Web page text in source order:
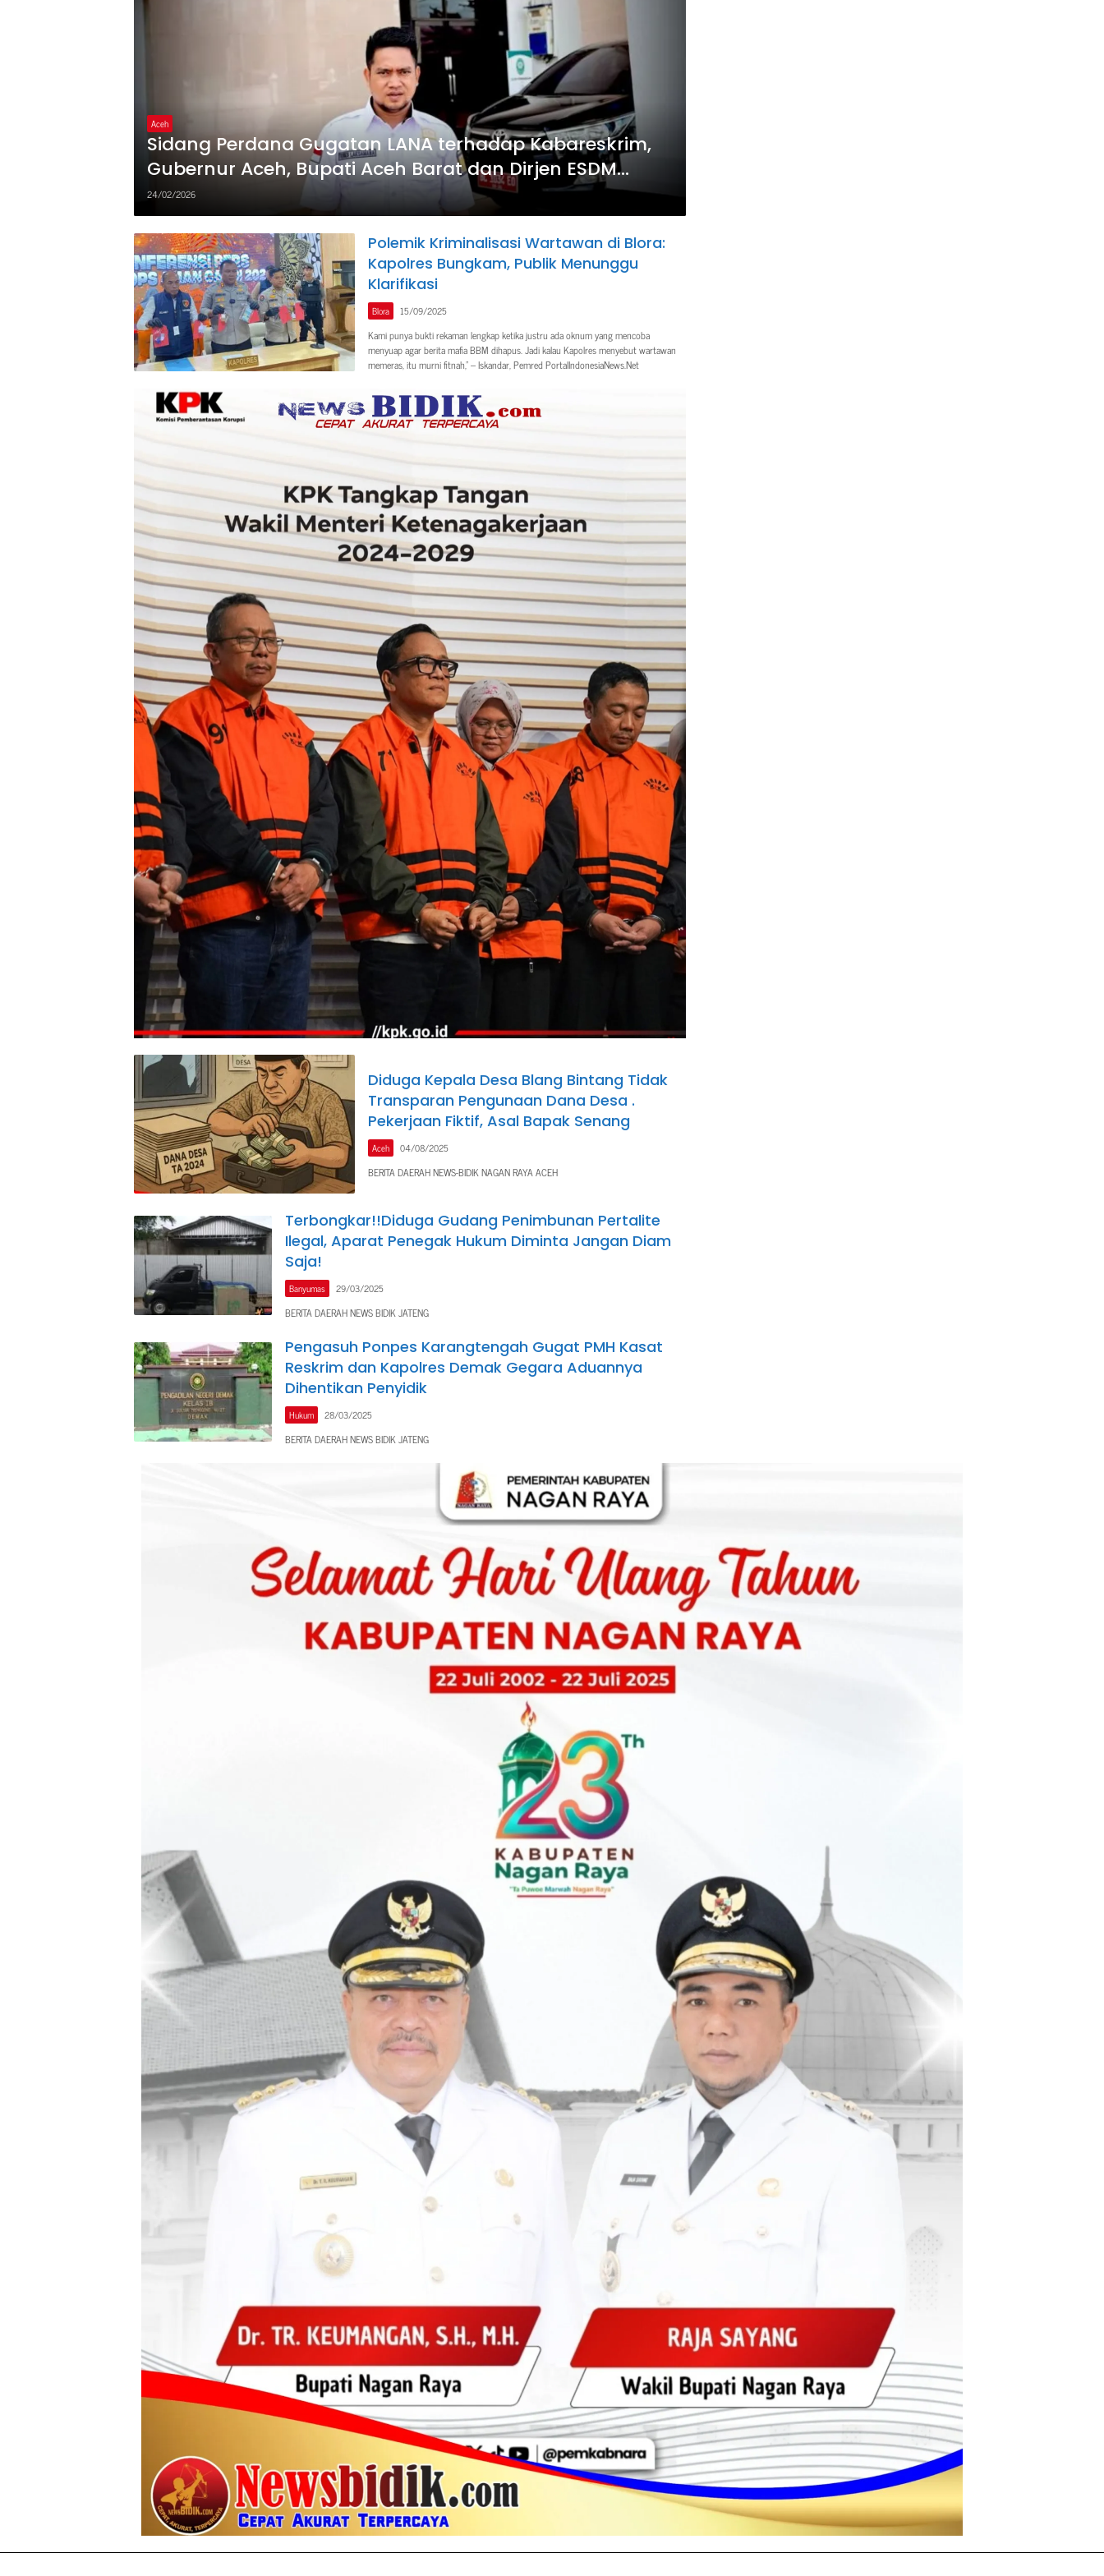
Aceh
Sidang Perdana Gugatan LANA terhadap Kabareskrim,
Gubernur Aceh, Bupati Aceh Barat dan Dirjen ESDM
Digelar di PN Meulaboh
24/02/2026
Polemik Kriminalisasi Wartawan di Blora:
Kapolres Bungkam, Publik Menunggu
Klarifikasi
Blora 15/09/2025
Kami punya bukti rekaman lengkap ketika justru ada oknum yang mencoba
menyuap agar berita mafia BBM dihapus. Jadi kalau Kapolres menyebut wartawan
memeras, itu murni fitnah,” – Iskandar, Pemred PortalIndonesiaNews.Net
Diduga Kepala Desa Blang Bintang Tidak
Transparan Pengunaan Dana Desa .
Pekerjaan Fiktif, Asal Bapak Senang
Aceh 04/08/2025
BERITA DAERAH NEWS-BIDIK NAGAN RAYA ACEH
Terbongkar!!Diduga Gudang Penimbunan Pertalite
Ilegal, Aparat Penegak Hukum Diminta Jangan Diam
Saja!
Banyumas 29/03/2025
BERITA DAERAH NEWS BIDIK JATENG
Pengasuh Ponpes Karangtengah Gugat PMH Kasat
Reskrim dan Kapolres Demak Gegara Aduannya
Dihentikan Penyidik
Hukum 28/03/2025
BERITA DAERAH NEWS BIDIK JATENG